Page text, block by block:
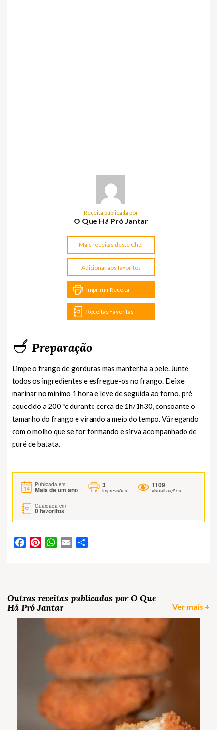
Receita publicada por
O Que Há Pró Jantar
Mais receitas deste Chef
Adicionar aos favoritos
Imprimir Receita
Receitas Favoritas
Preparação
Limpe o frango de gorduras mas mantenha a pele. Junte
todos os ingredientes e esfregue-os no frango. Deixe
marinar no minimo 1 hora e leve de seguida ao forno, pré
aquecido a 200 ºc durante cerca de 1h/1h30, consoante o
tamanho do frango e virando a meio do tempo. Vá regando
com o molho que se for formando e sirva acompanhado de
puré de batata.
Publicada em
Mais de um ano
3
impressões
1109
visualizações
Guardada em
0favoritos
FacebookPinterestWhatsApp
Email
Outras receitas publicadas por O Que
Há Pró Jantar
Ver mais +